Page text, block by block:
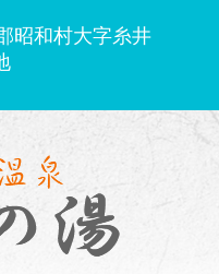
昭和村大字糸井